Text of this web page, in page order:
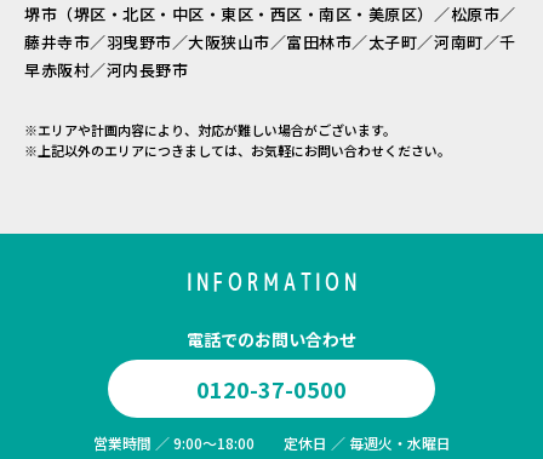
堺市（堺区・北区・中区・東区・西区・南区・美原区）／松原市／
藤井寺市／羽曳野市／大阪狭山市／富田林市／太子町／河南町／千
早赤阪村／河内長野市
※エリアや計画内容により、対応が難しい場合がございます。
※上記以外のエリアにつきましては、お気軽にお問い合わせください。
INFORMATION
電話でのお問い合わせ
0120-37-0500
営業時間 ／ 9:00～18:00 定休日 ／ 毎週火・水曜日